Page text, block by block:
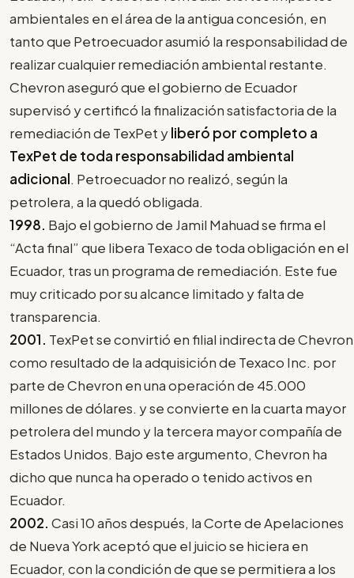
ambientales en el área de la antigua concesión, en
tanto que Petroecuador asumió la responsabilidad de
realizar cualquier remediación ambiental restante.
Chevron aseguró que el gobierno de Ecuador
supervisó y certificó la finalización satisfactoria de la
remediación de TexPet yliberó por completo a
TexPet de toda responsabilidad ambiental
adicional. Petroecuador no realizó, según la
petrolera, a la quedó obligada.
1998. Bajo el gobierno de Jamil Mahuad se firma el
“Acta final” que libera Texaco de toda obligación en el
Ecuador, tras un programa de remediación. Este fue
muy criticado por su alcance limitado y falta de
transparencia.
2001. TexPet se convirtió en filial indirecta de Chevron
como resultado de la adquisición de Texaco Inc. por
parte de Chevron en una operación de 45.000
millones de dólares. y se convierte en la cuarta mayor
petrolera del mundo y la tercera mayor compañía de
Estados Unidos. Bajo este argumento, Chevron ha
dicho que nunca ha operado o tenido activos en
Ecuador.
2002. Casi 10 años después, la Corte de Apelaciones
de Nueva York aceptó que el juicio se hiciera en
Ecuador, con la condición de que se permitiera a los